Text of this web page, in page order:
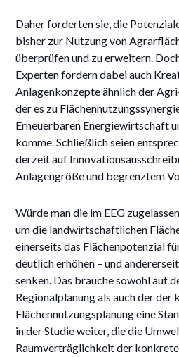
Daher forderten sie, die
bisher zur Nutzung von
überprüfen und zu erweitern.
Experten fordern dabei auch
Anlagenkonzepte ähnlich der
der es zu
Erneuerbaren Energiewirtschaft
komme. Schließlich seien
derzeit auf
Anlagengröße und begrenztem
Würde man die im EEG
um die landwirtschaftlichen
einerseits das Flächenpotenzial
deutlich erhöhen – und
senken. Das brauche sowohl auf
Regionalplanung als auch der der
Flächennutzungsplanung eine
in der Studie weiter, die die
Raumverträglichkeit der